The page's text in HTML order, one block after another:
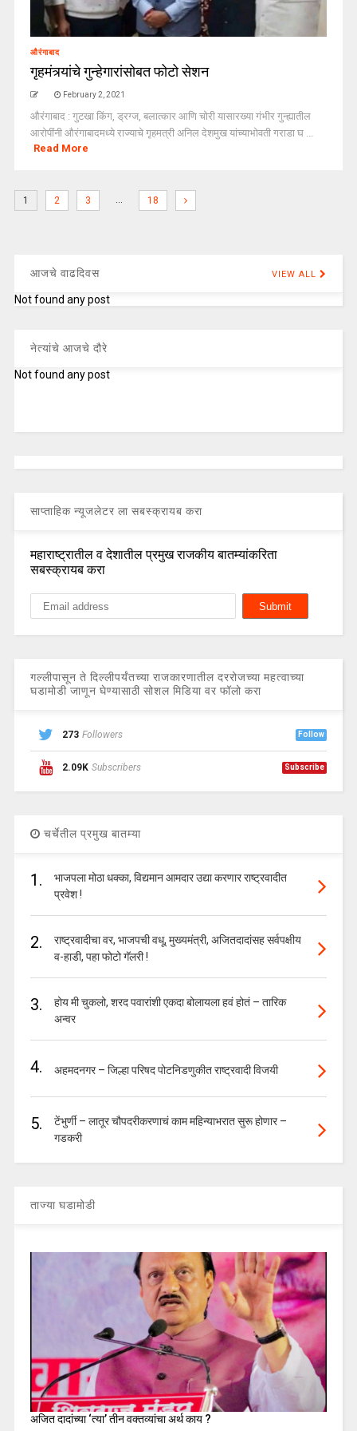
औरंगाबाद
गृहमंत्र्यांचे गुन्हेगारांसोबत फोटो सेशन
February 2, 2021
औरंगाबाद : गुटखा किंग, ड्रग्ज, बलात्कार आणि चोरी यासारख्या गंभीर गुन्ह्यातील
आरोपींनी औरंगाबादमध्ये राज्याचे गृहमत्री अनिल देशमुख यांच्याभोवती गराडा घ ...
Read More
1 2 3 … 18
आजचे वाढदिवस VIEW ALL
Not found any post
नेत्यांचे आजचे दौरे
Not found any post
साप्ताहिक न्यूजलेटर ला सबस्क्रायब करा
महाराष्ट्रातील व देशातील प्रमुख राजकीय बातम्यांकरिता
सबस्क्रायब करा
गल्लीपासून ते दिल्लीपर्यंतच्या राजकारणातील दररोजच्या महत्वाच्या
घडामोडी जाणून घेण्यासाठी सोशल मिडिया वर फॉलो करा
273 Followers Follow
2.09K Subscribers Subscribe
चर्चेतील प्रमुख बातम्या
1.
भाजपला मोठा धक्का, विद्यमान आमदार उद्या करणार राष्ट्रवादीत
प्रवेश !
2.
राष्ट्रवादीचा वर, भाजपची वधू, मुख्यमंत्री, अजितदादांसह सर्वपक्षीय
व-हाडी, पहा फोटो गॅलरी !
3.
होय मी चुकलो, शरद पवारांशी एकदा बोलायला हवं होतं – तारिक
अन्वर
4. अहमदनगर – जिल्हा परिषद पोटनिडणुकीत राष्ट्रवादी विजयी
5.
टेंभुर्णी – लातूर चौपदरीकरणाचं काम महिन्याभरात सुरू होणार –
गडकरी
ताज्या घडामोडी
अजित दादांच्या ‘त्या’ तीन वक्तव्यांचा अर्थ काय ?